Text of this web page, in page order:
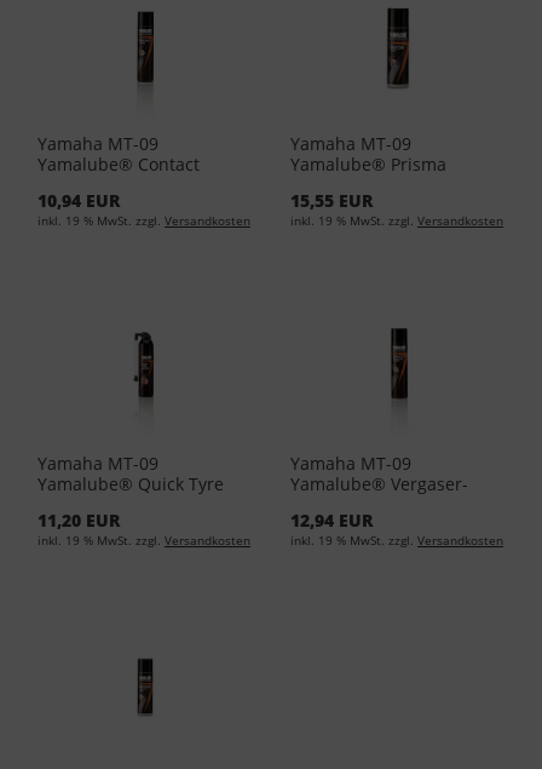
Yamaha MT-09
Yamalube® Contact
65049-A0-91 (EUR 24,88/L)
10,94 EUR
inkl. 19 % MwSt. zzgl. Versandkosten
Yamaha MT-09
Yamalube® Prisma
A0-41 (EUR 43,17/L)
15,55 EUR
inkl. 19 % MwSt. zzgl. Versandkosten
Yamaha MT-09
Yamalube® Quick Tyre
ML YMD-65049-A1-11
(EUR 33,17/L)
11,20 EUR
inkl. 19 % MwSt. zzgl. Versandkosten
Yamaha MT-09
Yamalube® Vergaser-
400ml YMD-65049-A1-01
(EUR 24,88/L)
12,94 EUR
inkl. 19 % MwSt. zzgl. Versandkosten